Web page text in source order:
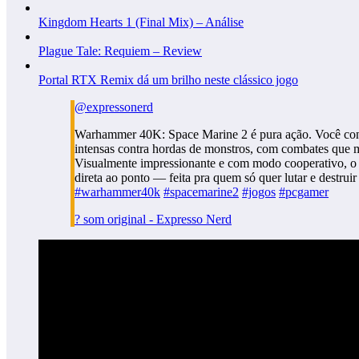
Kingdom Hearts 1 (Final Mix) – Análise
Plague Tale: Requiem – Review
Portal RTX Remix dá um brilho neste clássico jogo
@expressonerd
Warhammer 40K: Space Marine 2 é pura ação. Você
intensas contra hordas de monstros, com combates que
Visualmente impressionante e com modo cooperativo,
direta ao ponto — feita pra quem só quer lutar e
#warhammer40k #spacemarine2 #jogos #pcgamer
? som original - Expresso Nerd